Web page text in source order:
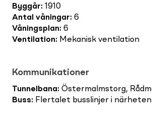
Byggår: 1910
Antal våningar: 6
Våningsplan: 6
Ventilation: Mekanisk ventilation
Kommunikationer
Tunnelbana: Östermalmstorg,
Buss: Flertalet busslinjer i närheten